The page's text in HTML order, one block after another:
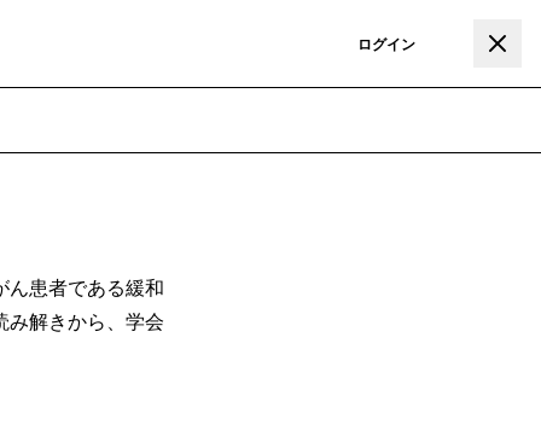
ログイン
ん患者である緩和
み解きから、学会